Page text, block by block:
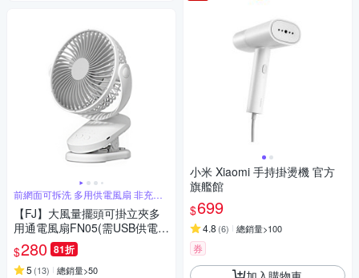
前網面可拆洗 多用供電風扇 非充電
型
【FJ】大風量擺頭可掛立夾多
用通電風扇FN05(需USB供電
定時 可壁掛 桌扇 夾扇 8吋 7葉
片)
$280 81折
5 (13) 總銷量>50
小米 Xiaomi 手持掛燙機 官方
旗艦館
$699
4.8 (6) 總銷量>100
券